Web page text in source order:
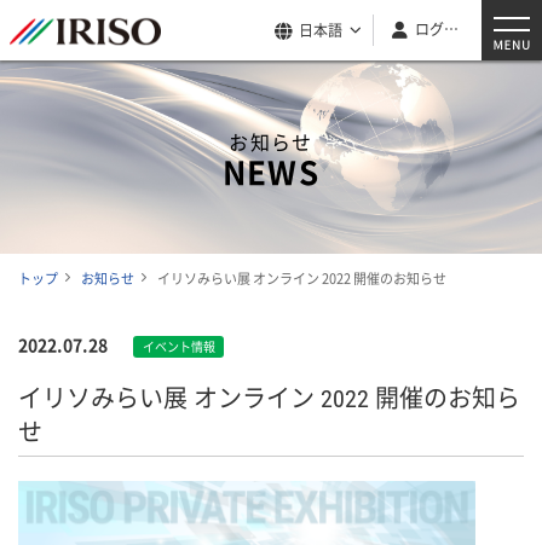
日本語 ログイン
お知らせ
NEWS
トップ お知らせ イリソみらい展 オンライン 2022 開催のお知らせ
2022.07.28 イベント情報
イリソみらい展 オンライン 2022 開催のお知ら
せ